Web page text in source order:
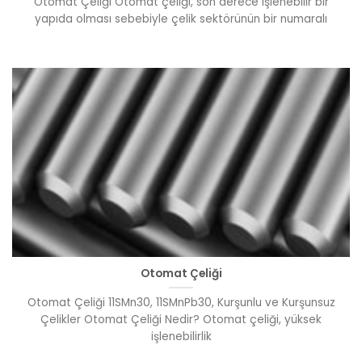
yapıda olması sebebiyle çelik sektörünün bir numaralı
Otomat Çeliği
Otomat Çeliği 11SMn30, 11SMnPb30, Kurşunlu ve Kurşunsuz
Çelikler Otomat Çeliği Nedir? Otomat çeliği, yüksek
işlenebilirlik